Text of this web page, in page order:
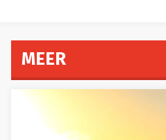
MEER